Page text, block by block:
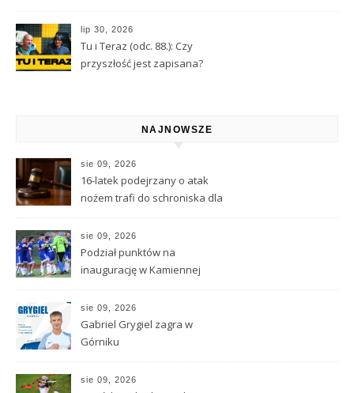
lip 30, 2026
Tu i Teraz (odc. 88.): Czy
przyszłość jest zapisana?
NAJNOWSZE
sie 09, 2026
16-latek podejrzany o atak
nożem trafi do schroniska dla
sie 09, 2026
Podział punktów na
inaugurację w Kamiennej
sie 09, 2026
Gabriel Grygiel zagra w
Górniku
sie 09, 2026